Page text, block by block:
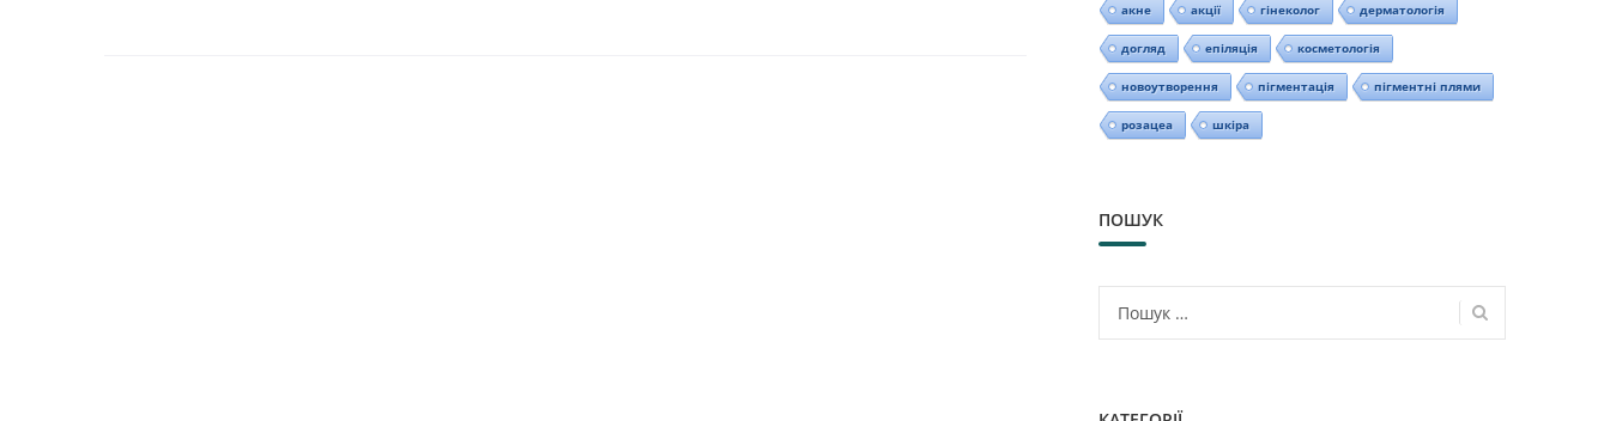
акне акції гінеколог дерматологія
догляд епіляція косметологія
новоутворення пігментація пігментні плями
розацеа шкіра
ПОШУК